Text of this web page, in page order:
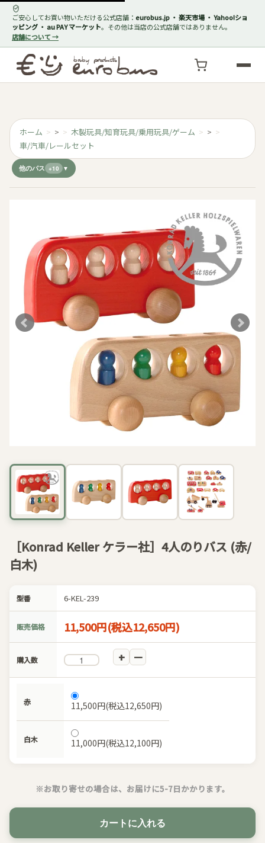
ご安心してお買い物いただける公式店舗： eurobus.jp ・ 楽天市場 ・ Yahoo!ショ
ッピング ・ au PAY マーケット。その他は当店の公式店舗ではありません。
店舗について →
ホーム > 木製玩具/知育玩具/乗用玩具/ゲーム
>
車/汽車/レールセット
他のパス +10
［Konrad Keller ケラー社］4人のりバス (赤/
白木)
型番 6-KEL-239
販売価格 11,500円(税込12,650円)
購入数
赤 11,500円(税込12,650円)
白木 11,000円(税込12,100円)
※お取り寄せの場合は、お届けに5-7日かかります。
カートに入れる